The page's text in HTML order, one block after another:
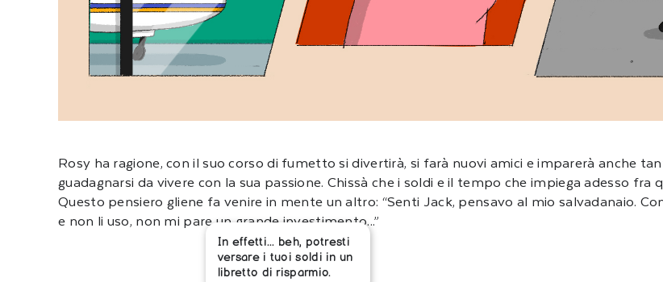
Rosy ha ragione, con il suo corso di fumetto si divertirà, si farà nuovi amici e imparerà anche
guadagnarsi da vivere con la sua passione. Chissà che i soldi e il tempo che impiega adesso
Questo pensiero gliene fa venire in mente un altro: “Senti Jack, pensavo al mio salvadanaio.
e non li uso, non mi pare un grande investimento...”
In effetti... beh, potresti
versare i tuoi soldi in un
libretto di risparmio.